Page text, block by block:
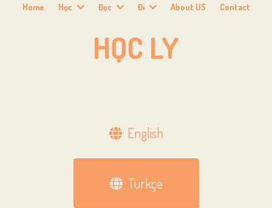
Home Học Đọc Đi About US Contact
HỌC LY
English
Türkçe